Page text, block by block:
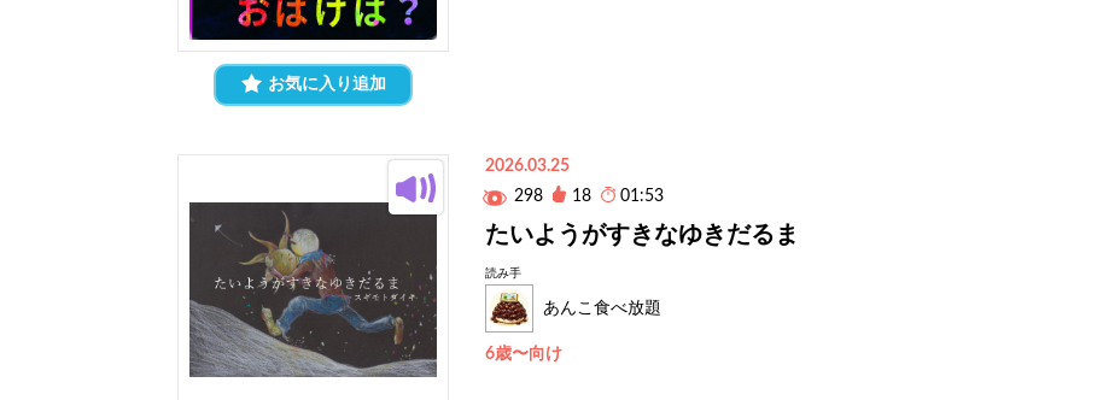
お気に入り追加
2026.03.25
298
18 01:53
たいようがすきなゆきだるま
読み手
あんこ食べ放題
6歳〜向け